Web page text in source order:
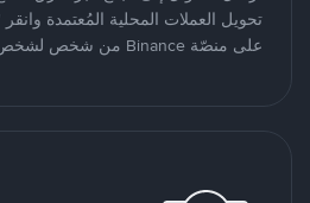
تحويل العملات المحلية المُعتمدة وانقر
على منصّة Binance من شخص لشخص.